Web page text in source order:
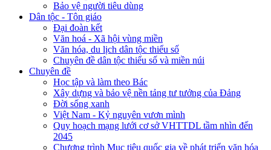
Bảo vệ người tiêu dùng
Dân tộc - Tôn giáo
Đại đoàn kết
Văn hoá - Xã hội vùng miền
Văn hóa, du lịch dân tộc thiểu số
Chuyên đề dân tộc thiểu số và miền núi
Chuyên đề
Học tập và làm theo Bác
Xây dựng và bảo vệ nền tảng tư tưởng của Đảng
Đời sống xanh
Việt Nam - Kỷ nguyên vươn mình
Quy hoạch mạng lưới cơ sở VHTTDL tầm nhìn đến
2045
Chương trình Mục tiêu quốc gia về phát triển văn hóa